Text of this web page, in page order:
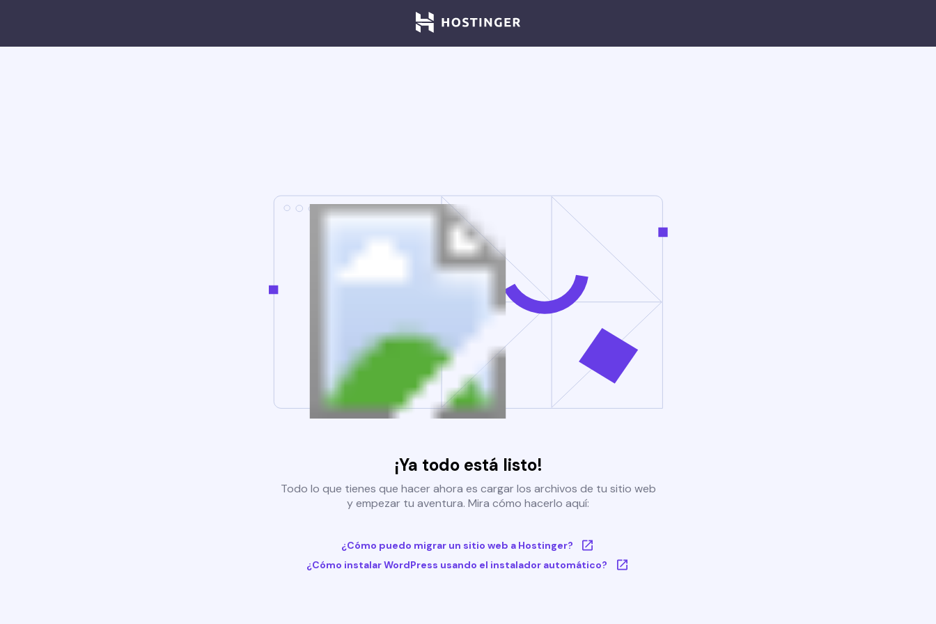
¡Ya todo está listo!
Todo lo que tienes que hacer ahora es cargar los archivos de tu sitio web
y empezar tu aventura. Mira cómo hacerlo aquí:
¿Cómo puedo migrar un sitio web a Hostinger?
¿Cómo instalar WordPress usando el instalador automático?